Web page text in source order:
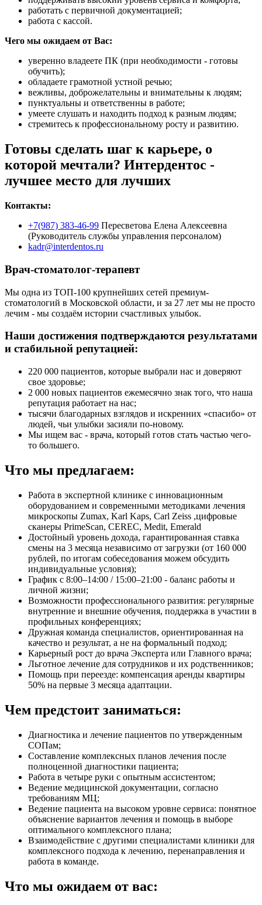
работать с первичной документацией;
работа с кассой.
Чего мы ожидаем от Вас:
уверенно владеете ПК (при необходимости - готовы
обучить);
обладаете грамотной устной речью;
вежливы, доброжелательны и внимательны к людям;
пунктуальны и ответственны в работе;
умеете слушать и находить подход к разным людям;
стремитесь к профессиональному росту и развитию.
Готовы сделать шаг к карьере, о
которой мечтали? Интердентос -
лучшее место для лучших
Контакты:
+7(987) 383-46-99 Пересветова Елена Алексеевна
(Руководитель службы управления персоналом)
kadr@interdentos.ru
Врач-стоматолог-терапевт
Мы одна из ТОП-100 крупнейших сетей премиум-
стоматологий в Московской области, и за 27 лет мы не просто
лечим - мы создаём истории счастливых улыбок.
Наши достижения подтверждаются результатами
и стабильной репутацией:
220 000 пациентов, которые выбрали нас и доверяют
свое здоровье;
2 000 новых пациентов ежемесячно знак того, что наша
репутация работает на нас;
тысячи благодарных взглядов и искренних «спасибо» от
людей, чьи улыбки засияли по-новому.
Мы ищем вас - врача, который готов стать частью чего-
то большего.
Что мы предлагаем:
Работа в экспертной клинике с инновационным
оборудованием и современными методиками лечения
микроскопы Zumax, Karl Kaps, Carl Zeiss ,цифровые
сканеры PrimeScan, CEREC, Medit, Emerald
Достойный уровень дохода, гарантированная ставка
смены на 3 месяца независимо от загрузки (от 160 000
рублей, по итогам собеседования можем обсудить
индивидуальные условия);
График с 8:00–14:00 / 15:00–21:00 - баланс работы и
личной жизни;
Возможности профессионального развития: регулярные
внутренние и внешние обучения, поддержка в участии в
профильных конференциях;
Дружная команда специалистов, ориентированная на
качество и результат, а не на формальный подход;
Карьерный рост до врача Эксперта или Главного врача;
Льготное лечение для сотрудников и их родственников;
Помощь при переезде: компенсация аренды квартиры
50% на первые 3 месяца адаптации.
Чем предстоит заниматься:
Диагностика и лечение пациентов по утвержденным
СОПам;
Составление комплексных планов лечения после
полноценной диагностики пациента;
Работа в четыре руки с опытным ассистентом;
Ведение медицинской документации, согласно
требованиям МЦ;
Ведение пациента на высоком уровне сервиса: понятное
объяснение вариантов лечения и помощь в выборе
оптимального комплексного плана;
Взаимодействие с другими специалистами клиники для
комплексного подхода к лечению, перенаправления и
работа в команде.
Что мы ожидаем от вас: